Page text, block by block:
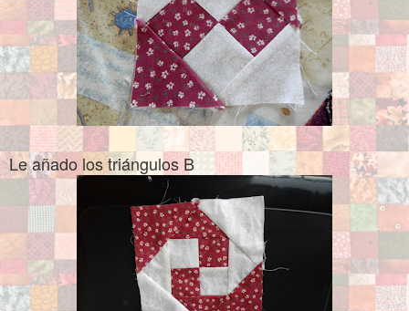
Le añado los triángulos B